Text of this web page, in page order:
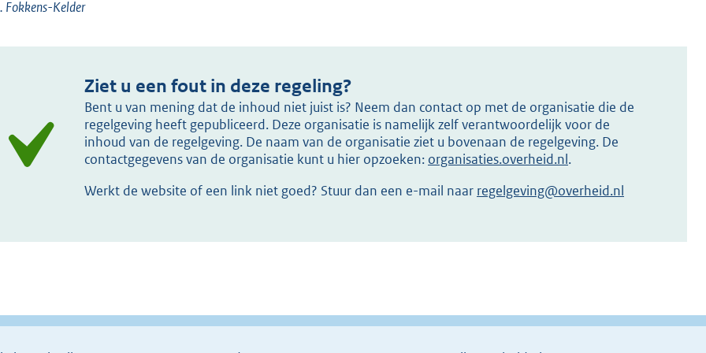
Fokkens-Kelder
Ziet u een fout in deze regeling?
Bent u van mening dat de inhoud niet juist is? Neem dan contact op met de organisatie die de
regelgeving heeft gepubliceerd. Deze organisatie is namelijk zelf verantwoordelijk voor de
inhoud van de regelgeving. De naam van de organisatie ziet u bovenaan de regelgeving. De
contactgegevens van de organisatie kunt u hier opzoeken: organisaties.overheid.nl.
Werkt de website of een link niet goed? Stuur dan een e-mail naar regelgeving@overheid.nl